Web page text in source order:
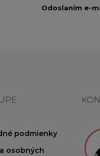
Odoslaním e-
podmienky
osobných